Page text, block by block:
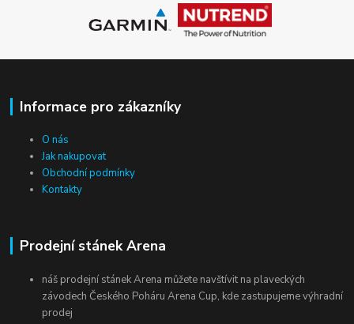
Informace pro zákazníky
O nás
Jak nakupovat
Obchodní podmínky
Kontakty
Prodejní stánek Arena
náš prodejní stánek Arena můžete navštívit na plaveckých
závodech Českého Poháru Arena Cup, kde zastupujeme výhradní
prodej